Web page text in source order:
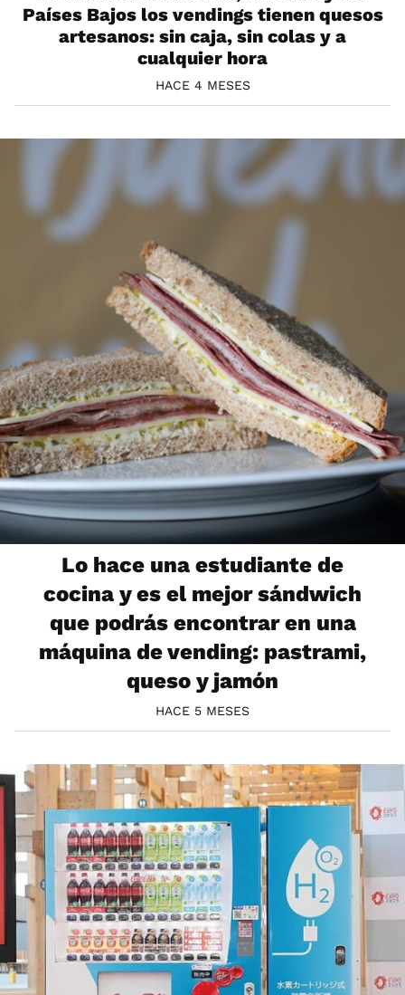
Países Bajos los vendings tienen quesos
artesanos: sin caja, sin colas y a
cualquier hora
HACE 4 MESES
Lo hace una estudiante de
cocina y es el mejor sándwich
que podrás encontrar en una
máquina de vending: pastrami,
queso y jamón
HACE 5 MESES